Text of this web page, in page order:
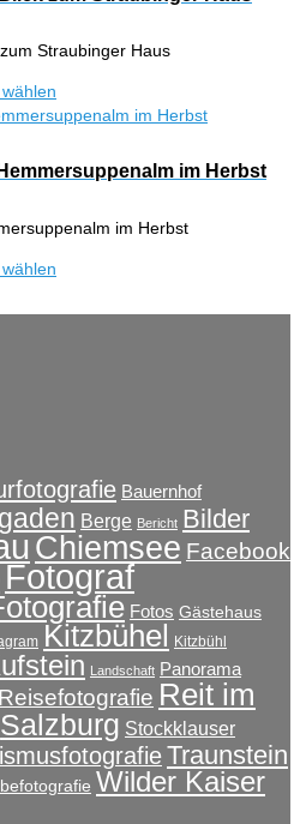
Varianten
Die
können
auf
Produktseite
werden
Straubinger Haus
Produkt
mehrere
Varianten
Die
können
im Herbst
im Herbst
weist
auf
der
Produktseite
gewählt
werden
Bauernhof
Berge Bericht Bilder
Chiemsee Facebook
Fotograf
Fotos Gästehaus
Kitzbühel Kitzbühl
Landschaft Panorama
Reisefotografie Reit im
Salzburg Stockklauser
Traunstein
Wilder Kaiser